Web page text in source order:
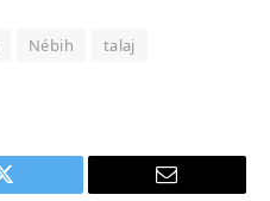
Nébih
talaj
Twitter
E-